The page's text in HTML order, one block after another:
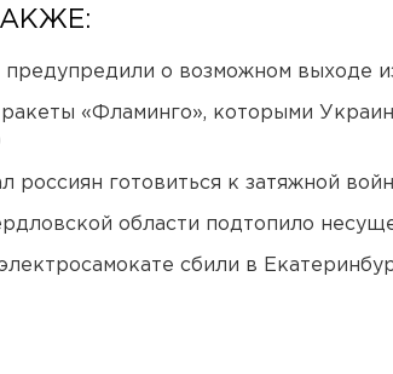
предупредили о возможном выходе
«Фламинго», которыми
россиян готовиться к затяжной
области подтопило
сбили в